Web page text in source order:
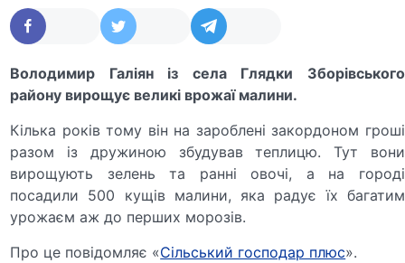
Володимир Галіян із села Глядки Зборівського
району вирощує великі врожаї малини.
Кілька років тому він на зароблені закордоном гроші
разом із дружиною збудував теплицю. Тут вони
вирощують зелень та ранні овочі, а на городі
посадили 500 кущів малини, яка радує їх багатим
урожаєм аж до перших морозів.
Про це повідомляє «Сільський господар плюс».